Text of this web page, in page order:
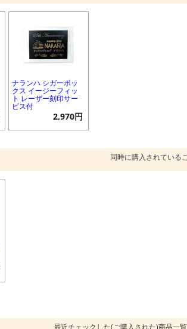
ナランハ シガーボッ
クス イージーフィッ
ト レーザー刻印サー
ビス付
2,970円
同時に購入されている
最近チェックした(ご購入された)商品一覧